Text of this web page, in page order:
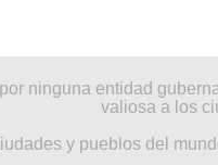
ninguna entidad
valiosa a los
y pueblos del